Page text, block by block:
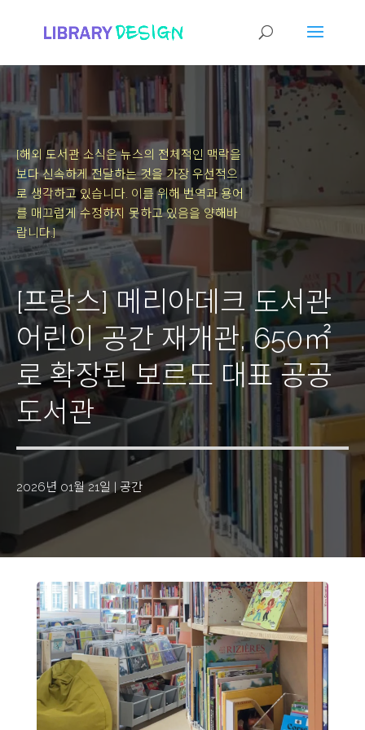
[해외 도서관 소식은 뉴스의 전체적인 맥락을
보다 신속하게 전달하는 것을 가장 우선적으
로 생각하고 있습니다. 이를 위해 번역과 용어
를 매끄럽게 수정하지 못하고 있음을 양해바
랍니다.]
[프랑스] 메리아데크 도서관
어린이 공간 재개관, 650㎡
로 확장된 보르도 대표 공공
도서관
2026년 01월 21일 |공간